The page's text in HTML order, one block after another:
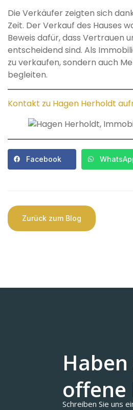
Die Verkäufer zeigten sich
Zeit. Der Verkauf des Hauses
Beweis dafür, dass Vertrauen
entscheidend sind. Als
zu verkaufen, sondern auch
begleiten.
Kontakt zu Hagen Herholdt
Facebook
Zurück zum Blog
Haben
offene
Schreiben Sie uns